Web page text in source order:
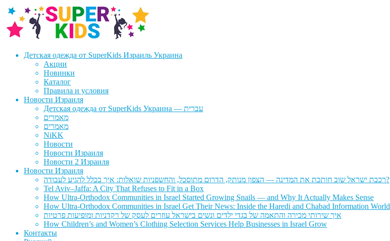
Перейти
навигации
Перейти
содержимому
Детская одежда от SuperKids Израиль Украина
Акции
Новинки
Каталог
Правила и условия
Новости Израиля
Детская одежда от SuperKids Украина — עברית
מאמרים
מאמרים
NiKK
Новости
Новости Израиля
Новости 2 Израиля
Новости Израиля
רכבת ישראל שוב חותכת את המדינה — הצפון מנותק, הדרום מתוסכל, והחשפניות שואלות: איך בכלל להגיע לעבודה?
Tel Aviv–Jaffa: A City That Refuses to Fit in a Box
How Ultra-Orthodox Communities in Israel Started Growing Snails — and Why It Actually Makes Sense
How Ultra-Orthodox Communities in Israel Get Their News: Inside the Haredi and Chabad Information World
איך שירותי מכירה והתאמה של בגדי ילדים ונשים בישראל עוזרים לעסק של רקדניות ומופיעות פרטיות
How Children’s and Women’s Clothing Selection Services Help Businesses in Israel Grow
Контакты